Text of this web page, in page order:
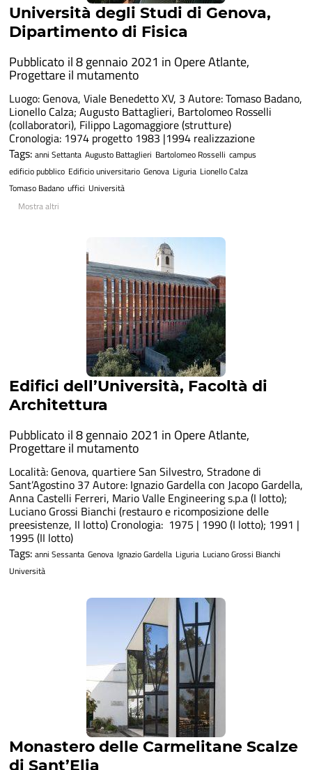
Università degli Studi di Genova,
Dipartimento di Fisica
Pubblicato il 8 gennaio 2021 in Opere Atlante,
Progettare il mutamento
Luogo: Genova, Viale Benedetto XV, 3 Autore: Tomaso Badano,
Lionello Calza; Augusto Battaglieri, Bartolomeo Rosselli
(collaboratori), Filippo Lagomaggiore (strutture)
Cronologia: 1974 progetto 1983 |1994 realizzazione
Tags: anni Settanta Augusto Battaglieri Bartolomeo Rosselli campus
edificio pubblico Edificio universitario Genova Liguria Lionello Calza
Tomaso Badano uffici Università
Mostra altri
Edifici dell’Università, Facoltà di
Architettura
Pubblicato il 8 gennaio 2021 in Opere Atlante,
Progettare il mutamento
Località: Genova, quartiere San Silvestro, Stradone di
Sant’Agostino 37 Autore: Ignazio Gardella con Jacopo Gardella,
Anna Castelli Ferreri, Mario Valle Engineering s.p.a (I lotto);
Luciano Grossi Bianchi (restauro e ricomposizione delle
preesistenze, II lotto) Cronologia: 1975 | 1990 (I lotto); 1991 |
1995 (II lotto)
Tags: anni Sessanta Genova Ignazio Gardella Liguria Luciano Grossi Bianchi
Università
Monastero delle Carmelitane Scalze
di Sant’Elia